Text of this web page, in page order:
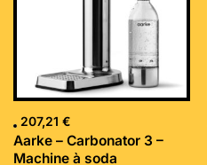
207,21 €
Aarke – Carbonator 3 –
Machine à soda